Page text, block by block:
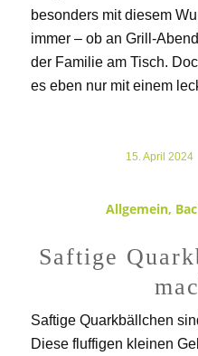
besonders mit diesem
immer – ob an Grill-
der Familie am Tisch.
es eben nur mit einem
15. April 2024
/
Allgemein,
Saftige
Saftige Quarkbällchen
Diese fluffigen kleinen